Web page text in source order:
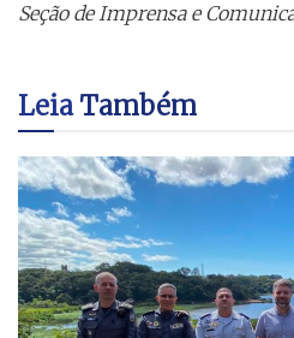
Seção de Imprensa e
LeiaTambém